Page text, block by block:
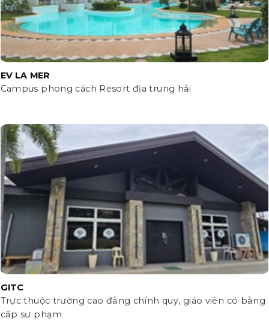
EV LA MER
Campus phong cách Resort địa trung hải
GITC
Trực thuộc trường cao đẳng chính quy, giáo viên có bằng
cấp sư phạm